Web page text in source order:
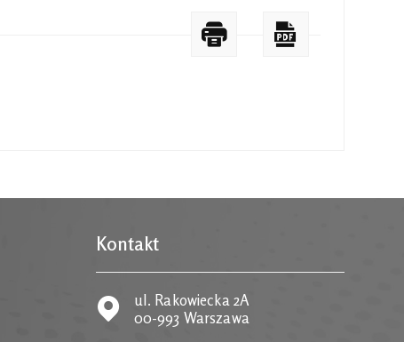
Kontakt
ul. Rakowiecka 2A
00-993 Warszawa